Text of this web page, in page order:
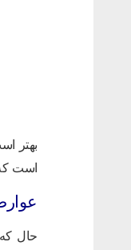
بهتر
است که
حال